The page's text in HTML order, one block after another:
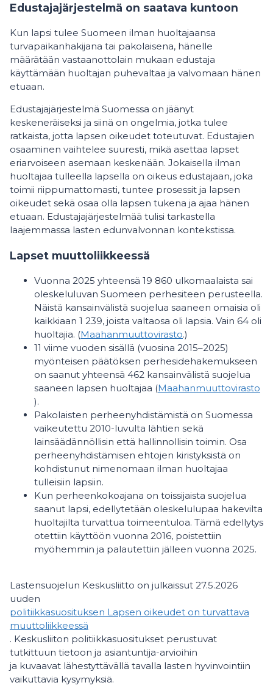
Edustajajärjestelmä on saatava kuntoon
Kun lapsi tulee Suomeen ilman huoltajaansa
turvapaikanhakijana tai pakolaisena, hänelle
määrätään vastaanottolain mukaan edustaja
käyttämään huoltajan puhevaltaa ja valvomaan hänen
etuaan.
Edustajajärjestelmä Suomessa on jäänyt
keskeneräiseksi ja siinä on ongelmia, jotka tulee
ratkaista, jotta lapsen oikeudet toteutuvat. Edustajien
osaaminen vaihtelee suuresti, mikä asettaa lapset
eriarvoiseen asemaan keskenään. Jokaisella ilman
huoltajaa tulleella lapsella on oikeus edustajaan, joka
toimii riippumattomasti, tuntee prosessit ja lapsen
oikeudet sekä osaa olla lapsen tukena ja ajaa hänen
etuaan. Edustajajärjestelmää tulisi tarkastella
laajemmassa lasten edunvalvonnan kontekstissa.
Lapset muuttoliikkeessä
Vuonna 2025 yhteensä 19 860 ulkomaalaista sai
oleskeluluvan Suomeen perhesiteen perusteella.
Näistä kansainvälistä suojelua saaneen omaisia oli
kaikkiaan 1 239, joista valtaosa oli lapsia. Vain 64 oli
huoltajia. (Maahanmuuttovirasto.)
11 viime vuoden sisällä (vuosina 2015–2025)
myönteisen päätöksen perhesidehakemukseen
on saanut yhteensä 462 kansainvälistä suojelua
saaneen lapsen huoltajaa (Maahanmuuttovirasto
).
Pakolaisten perheenyhdistämistä on Suomessa
vaikeutettu 2010-luvulta lähtien sekä
lainsäädännöllisin että hallinnollisin toimin. Osa
perheenyhdistämisen ehtojen kiristyksistä on
kohdistunut nimenomaan ilman huoltajaa
tulleisiin lapsiin.
Kun perheenkokoajana on toissijaista suojelua
saanut lapsi, edellytetään oleskelulupaa hakevilta
huoltajilta turvattua toimeentuloa. Tämä edellytys
otettiin käyttöön vuonna 2016, poistettiin
myöhemmin ja palautettiin jälleen vuonna 2025.
Lastensuojelun Keskusliitto on julkaissut 27.5.2026
uuden
politiikkasuosituksen Lapsen oikeudet on turvattava
muuttoliikkeessä
. Keskusliiton politiikkasuositukset perustuvat
tutkittuun tietoon ja asiantuntija-arvioihin
ja kuvaavat lähestyttävällä tavalla lasten hyvinvointiin
vaikuttavia kysymyksiä.